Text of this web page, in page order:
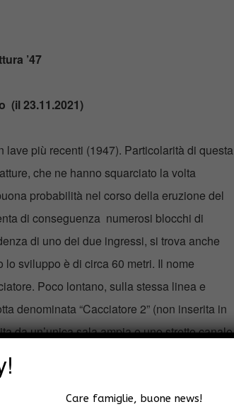
’47
(il 23.11.2021)
più recenti (1947). Particolarità di questa
che ne hanno squarciato la volta
probabilità nel corso della eruzione del
di conseguenza numerosi blocchi di
di uno dei due ingressi, si trova anche
sviluppo è di circa 60 metri. Il nome
Poco lontano, sulla stessa linea e
denominata “Cacciatore 2” (non inserita in
da un’unica sala ampia e uno stretto canale
frattura del 1947 (inferiore) con
Care famiglie, buone news!